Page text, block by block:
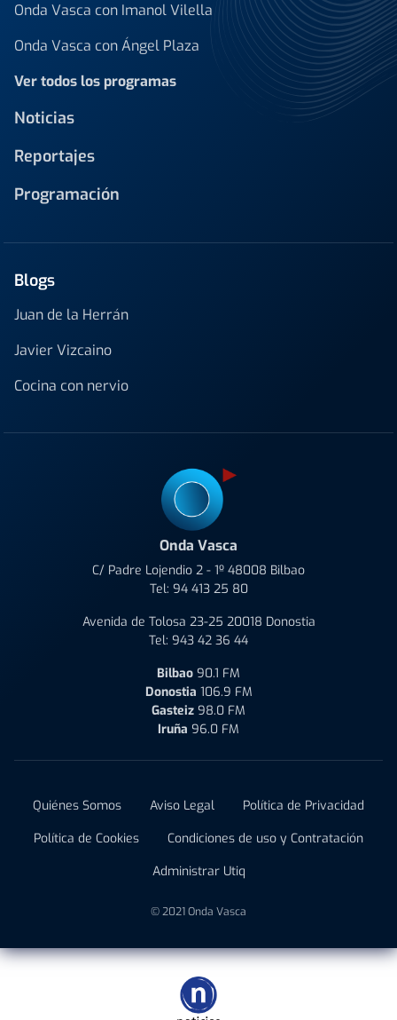
Onda Vasca con Imanol Vilella
Onda Vasca con Ángel Plaza
Ver todos los programas
Noticias
Reportajes
Programación
Blogs
Juan de la Herrán
Javier Vizcaino
Cocina con nervio
Onda Vasca
C/ Padre Lojendio 2 - 1º 48008 Bilbao
Tel: 94 413 25 80
Avenida de Tolosa 23-25 20018 Donostia
Tel: 943 42 36 44
Bilbao 90.1 FM
Donostia 106.9 FM
Gasteiz 98.0 FM
Iruña 96.0 FM
Quiénes Somos Aviso Legal
Política de Privacidad
Política de Cookies
Condiciones de uso y Contratación
Administrar Utiq
© 2021 Onda Vasca